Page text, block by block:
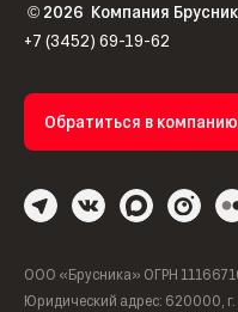
©2026 Компания
+7 (3452) 69-19-62
Обратиться в компанию
ООО «Брусника» ОГРН
Юридический адрес: 620000, г.